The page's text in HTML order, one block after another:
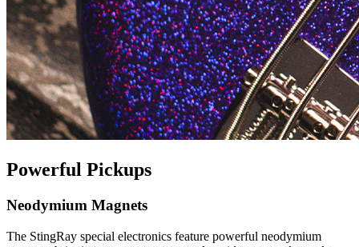
Powerful Pickups
Neodymium Magnets
The StingRay special electronics feature powerful neodymium